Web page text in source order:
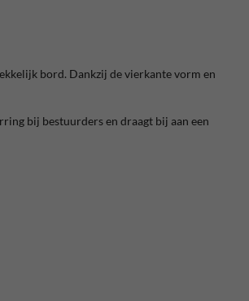
bord. Dankzij de vierkante vorm en
bij bestuurders en draagt bij aan een